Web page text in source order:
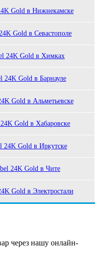
Gold в Нижнекамске
Gold в Севастополе
24K Gold в Химках
24K Gold в Барнауле
Gold в Альметьевске
Gold в Хабаровске
24K Gold в Иркутске
24K Gold в Чите
Gold в Электростали
через нашу онлайн-